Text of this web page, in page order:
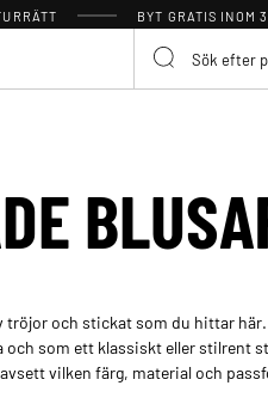
BYT GRATIS INOM
och stickat som du hittar
och som ett klassiskt eller stilrent
vilken färg, material och